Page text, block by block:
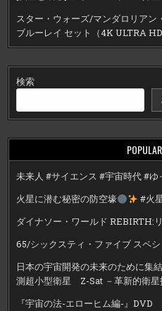
スター・ウォーズ/マンダロリアン
ブルーレイ セット（4K ULTRA HD
検索
未来人 #サイエンス #宇宙時代 #ゆ
火星に潜む秘密の防空壕
#火
ダイナソー・ワールド REBIRTH:
65/シックスティ・ファイブ スペ
日本の宇宙開発の未来のために集
測超小型衛星 Z-Sat －革新的衛星
『宇宙の法-エローヒム編-』DVD